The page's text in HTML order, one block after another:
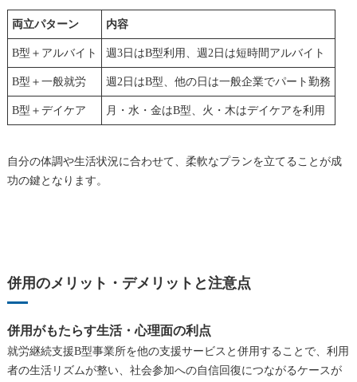
両立パターン 内容
B型＋アルバイト 週3日はB型利用、週2日は短時間アルバイト
B型＋一般就労 週2日はB型、他の日は一般企業でパート勤務
B型＋デイケア 月・水・金はB型、火・木はデイケアを利用
自分の体調や生活状況に合わせて、柔軟なプランを立てることが成
功の鍵となります。
併用のメリット・デメリットと注意点
併用がもたらす生活・心理面の利点
就労継続支援B型事業所を他の支援サービスと併用することで、利用
者の生活リズムが整い、社会参加への自信回復につながるケースが